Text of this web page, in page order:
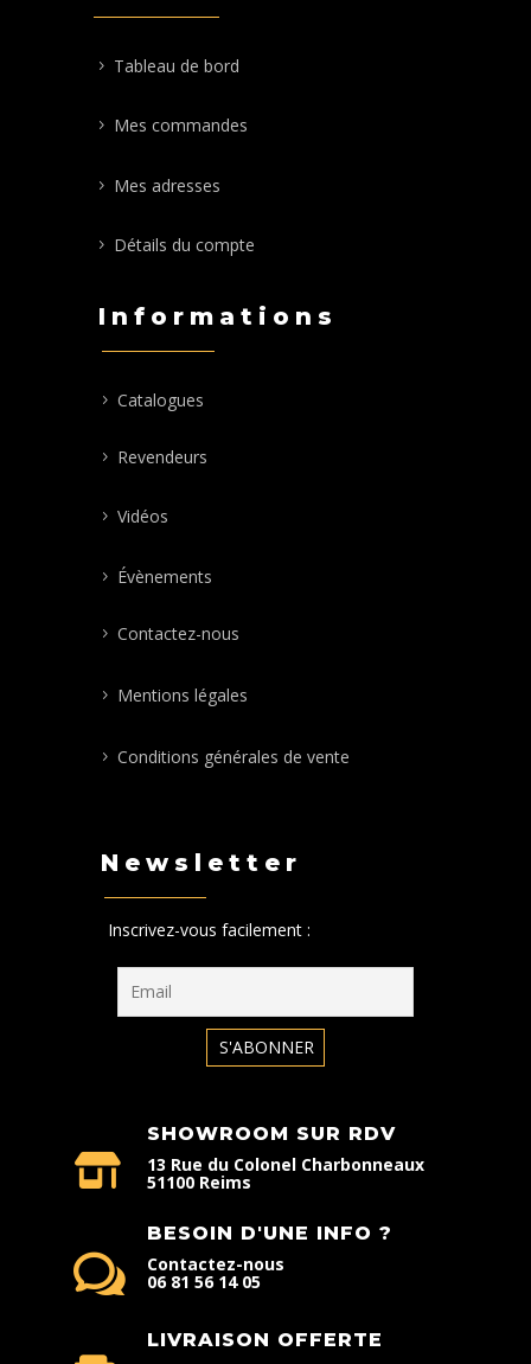
Tableau de bord
Mes commandes
Mes adresses
Détails du compte
Informations
Catalogues
Revendeurs
Vidéos
Évènements
Contactez-nous
Mentions légales
Conditions générales de vente
Newsletter
Inscrivez-vous facilement :
SHOWROOM SUR RDV
13 Rue du Colonel Charbonneaux
51100 Reims
BESOIN D'UNE INFO ?
Contactez-nous
06 81 56 14 05
LIVRAISON OFFERTE